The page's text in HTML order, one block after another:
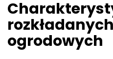
ogrodowych